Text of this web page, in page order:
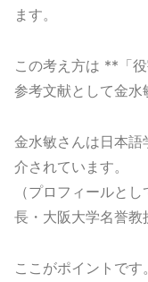
ます。
この考え方は **「
参考文献として金水
金水敏さんは日本
介されています。
（プロフィールと
長・大阪大学名誉教
ここがポイントです。